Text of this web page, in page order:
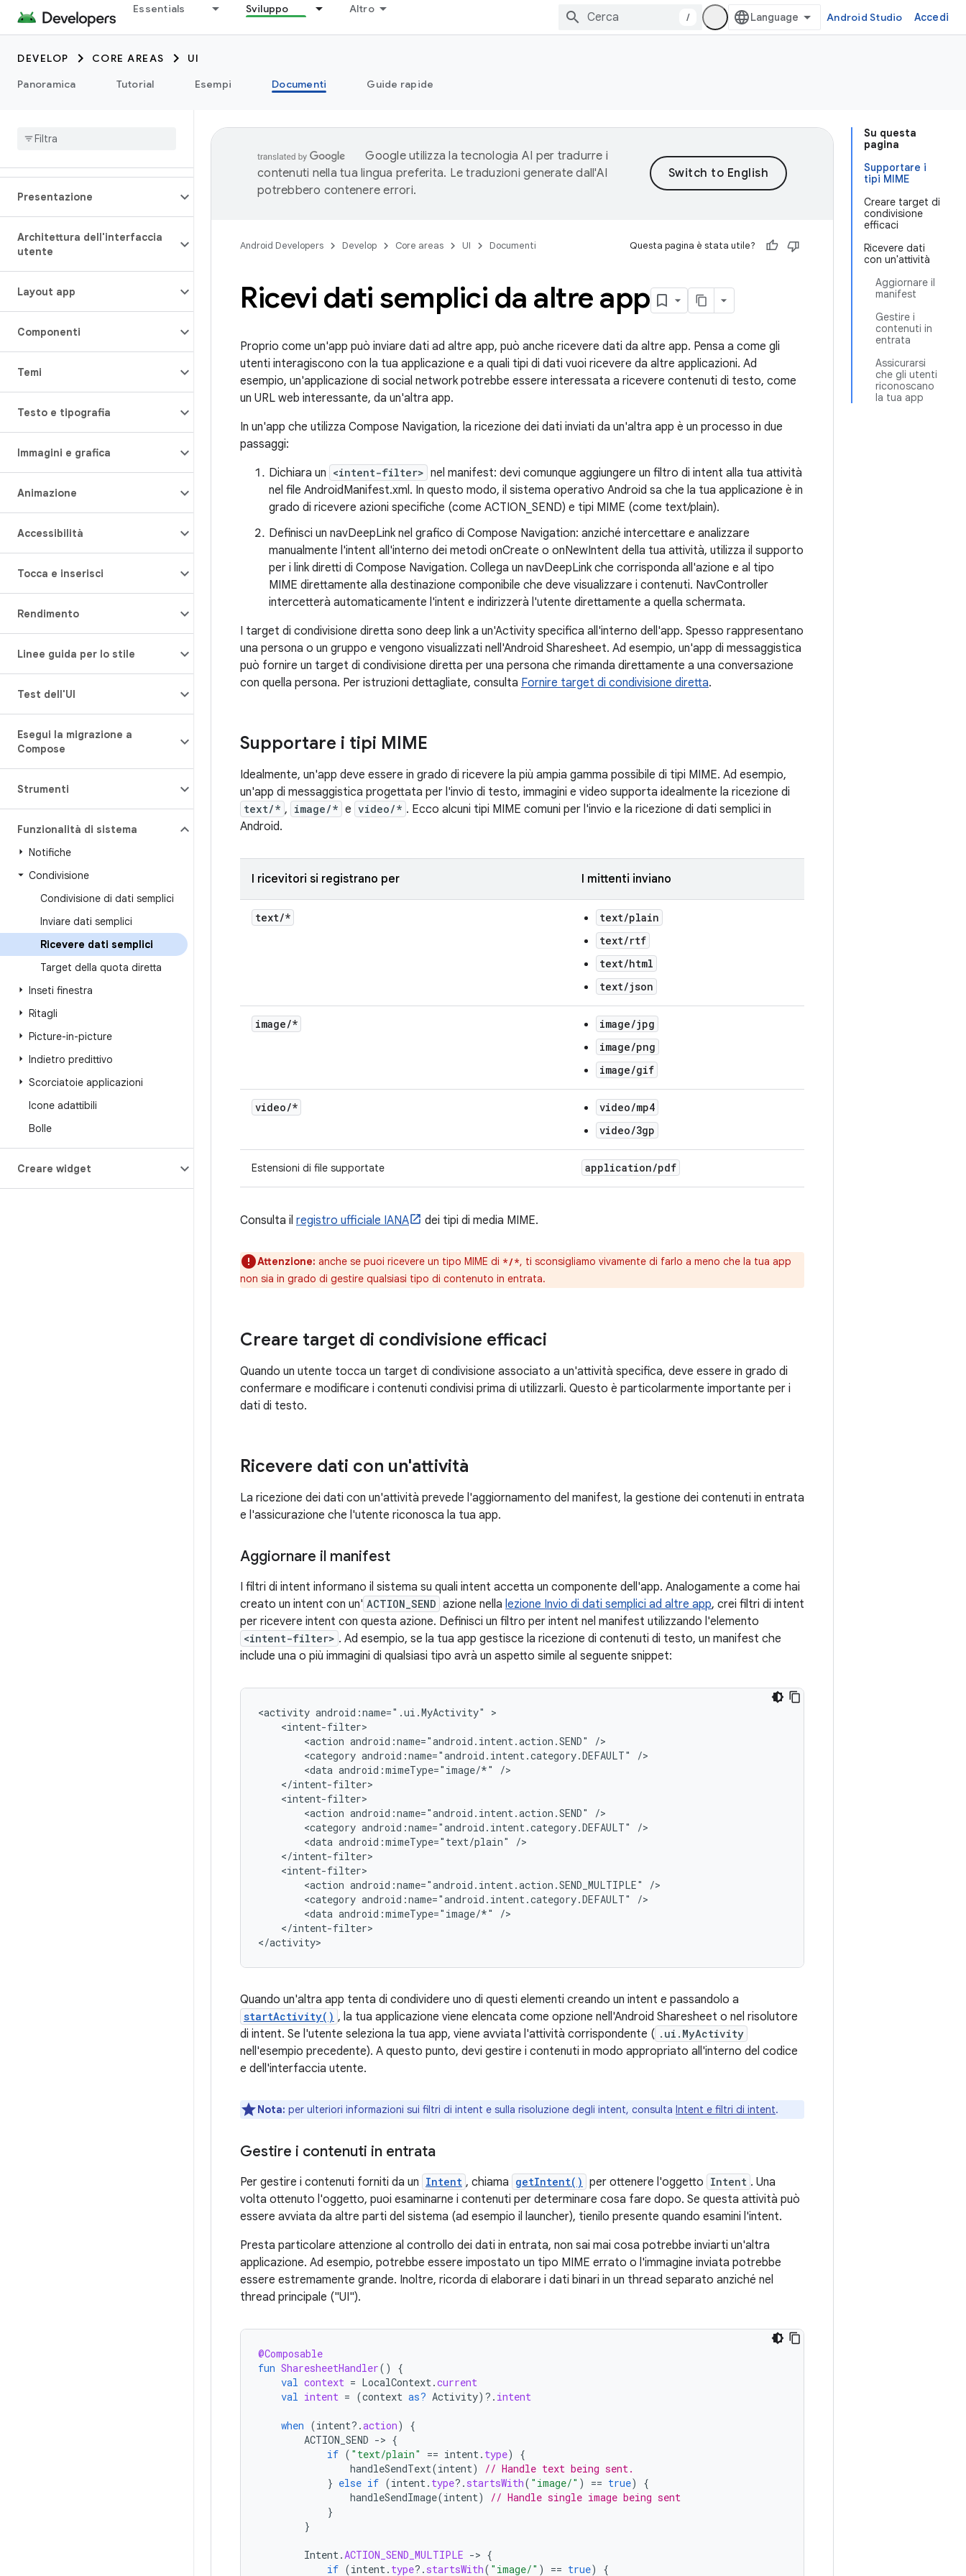
Essentials Sviluppo Altro
/ Android Studio Accedi
DEVELOP CORE AREAS
UI
Panoramica
Tutorial Esempi Documenti Guide rapide
Presentazione
Architettura dell'interfaccia
utente
Layout app
Componenti
Temi
Testo e tipografia
Immagini e grafica
Animazione
Accessibilità
Tocca e inserisci
Rendimento
Linee guida per lo stile
Test dell'UI
Esegui la migrazione a
Compose
Strumenti
Funzionalità di sistema
Notifiche
Condivisione
Condivisione di dati semplici
Inviare dati semplici
Ricevere dati semplici
Target della quota diretta
Inseti finestra
Ritagli
Picture-in-picture
Indietro predittivo
Scorciatoie applicazioni
Icone adattibili
Bolle
Creare widget
Su questa
pagina
Supportare i
tipi MIME
Creare target di
condivisione
efficaci
Ricevere dati
con un'attività
Aggiornare il
manifest
Gestire i
contenuti in
entrata
Assicurarsi
che gli utenti
riconoscano
la tua app
Google utilizza la tecnologia AI per tradurre i
contenuti nella tua lingua preferita. Le traduzioni generate dall'AI
potrebbero contenere errori.
Android Developers Develop Core areas UI Documenti Questa pagina è stata utile?
Ricevi dati semplici da altre app
Proprio come un'app può inviare dati ad altre app, può anche ricevere dati da altre app. Pensa a come gli
utenti interagiscono con la tua applicazione e a quali tipi di dati vuoi ricevere da altre applicazioni. Ad
esempio, un'applicazione di social network potrebbe essere interessata a ricevere contenuti di testo, come
un URL web interessante, da un'altra app.
In un'app che utilizza Compose Navigation, la ricezione dei dati inviati da un'altra app è un processo in due
passaggi:
Dichiara un <intent-filter> nel manifest: devi comunque aggiungere un filtro di intent alla tua attività
nel file AndroidManifest.xml. In questo modo, il sistema operativo Android sa che la tua applicazione è in
grado di ricevere azioni specifiche (come ACTION_SEND) e tipi MIME (come text/plain).
Definisci un navDeepLink nel grafico di Compose Navigation: anziché intercettare e analizzare
manualmente l'intent all'interno dei metodi onCreate o onNewIntent della tua attività, utilizza il supporto
per i link diretti di Compose Navigation. Collega un navDeepLink che corrisponda all'azione e al tipo
MIME direttamente alla destinazione componibile che deve visualizzare i contenuti. NavController
intercetterà automaticamente l'intent e indirizzerà l'utente direttamente a quella schermata.
I target di condivisione diretta sono deep link a un'Activity specifica all'interno dell'app. Spesso rappresentano
una persona o un gruppo e vengono visualizzati nell'Android Sharesheet. Ad esempio, un'app di messaggistica
può fornire un target di condivisione diretta per una persona che rimanda direttamente a una conversazione
con quella persona. Per istruzioni dettagliate, consulta Fornire target di condivisione diretta.
Supportare i tipi MIME
Idealmente, un'app deve essere in grado di ricevere la più ampia gamma possibile di tipi MIME. Ad esempio,
un'app di messaggistica progettata per l'invio di testo, immagini e video supporta idealmente la ricezione di
text/* , image/* e video/* . Ecco alcuni tipi MIME comuni per l'invio e la ricezione di dati semplici in
Android.
I ricevitori si registrano per I mittenti inviano
text/*
text/plain
text/rtf
text/html
text/json
image/*
image/jpg
image/png
image/gif
video/*
video/mp4
video/3gp
Estensioni di file supportate application/pdf
Consulta il registro ufficiale IANA dei tipi di media MIME.
Attenzione: anche se puoi ricevere un tipo MIME di */*, ti sconsigliamo vivamente di farlo a meno che la tua app
non sia in grado di gestire qualsiasi tipo di contenuto in entrata.
Creare target di condivisione efficaci
Quando un utente tocca un target di condivisione associato a un'attività specifica, deve essere in grado di
confermare e modificare i contenuti condivisi prima di utilizzarli. Questo è particolarmente importante per i
dati di testo.
Ricevere dati con un'attività
La ricezione dei dati con un'attività prevede l'aggiornamento del manifest, la gestione dei contenuti in entrata
e l'assicurazione che l'utente riconosca la tua app.
Aggiornare il manifest
I filtri di intent informano il sistema su quali intent accetta un componente dell'app. Analogamente a come hai
creato un intent con un' ACTION_SEND azione nella lezione Invio di dati semplici ad altre app, crei filtri di intent
per ricevere intent con questa azione. Definisci un filtro per intent nel manifest utilizzando l'elemento
<intent-filter> . Ad esempio, se la tua app gestisce la ricezione di contenuti di testo, un manifest che
include una o più immagini di qualsiasi tipo avrà un aspetto simile al seguente snippet:
<activity android:name=".ui.MyActivity"
<action android:name="android.intent.action.SEND"
<category android:name="android.intent.category.DEFAULT"
<data android:mimeType="image/*"
<action android:name="android.intent.action.SEND"
<category android:name="android.intent.category.DEFAULT"
<data android:mimeType="text/plain"
<action android:name="android.intent.action.SEND_MULTIPLE"
<category android:name="android.intent.category.DEFAULT"
<data android:mimeType="image/*"
</intent-filter>
</activity>
Quando un'altra app tenta di condividere uno di questi elementi creando un intent e passandolo a
startActivity() , la tua applicazione viene elencata come opzione nell'Android Sharesheet o nel risolutore
di intent. Se l'utente seleziona la tua app, viene avviata l'attività corrispondente ( .ui.MyActivity
nell'esempio precedente). A questo punto, devi gestire i contenuti in modo appropriato all'interno del codice
e dell'interfaccia utente.
Nota: per ulteriori informazioni sui filtri di intent e sulla risoluzione degli intent, consulta Intent e filtri di intent.
Gestire i contenuti in entrata
Per gestire i contenuti forniti da un Intent , chiama getIntent() per ottenere l'oggetto Intent . Una
volta ottenuto l'oggetto, puoi esaminarne i contenuti per determinare cosa fare dopo. Se questa attività può
essere avviata da altre parti del sistema (ad esempio il launcher), tienilo presente quando esamini l'intent.
Presta particolare attenzione al controllo dei dati in entrata, non sai mai cosa potrebbe inviarti un'altra
applicazione. Ad esempio, potrebbe essere impostato un tipo MIME errato o l'immagine inviata potrebbe
essere estremamente grande. Inoltre, ricorda di elaborare i dati binari in un thread separato anziché nel
thread principale ("UI").
@Composable
fun SharesheetHandler()
{
val context = LocalContext.current
val intent = (context as? Activity) ?. intent
when (intent?.action)
{
ACTION_SEND -> {
if ( "text/plain" == intent. type)
{
handleSendText(intent)
// Handle text being sent.
} else if (intent. type?. startsWith( "image/" ) == true)
{
handleSendImage(intent)
// Handle single image being sent
}
}
Intent.ACTION_SEND_MULTIPLE -> {
if (intent. type?. startsWith( "image/" ) == true) {